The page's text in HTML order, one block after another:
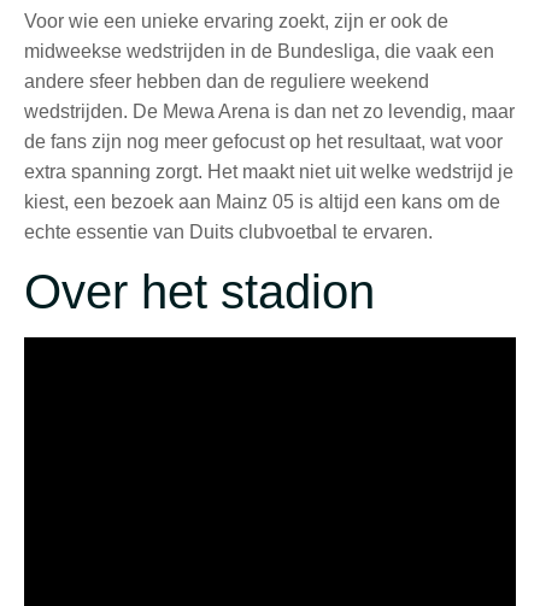
Voor wie een unieke ervaring zoekt, zijn er ook de
midweekse wedstrijden in de Bundesliga, die vaak een
andere sfeer hebben dan de reguliere weekend
wedstrijden. De Mewa Arena is dan net zo levendig, maar
de fans zijn nog meer gefocust op het resultaat, wat voor
extra spanning zorgt. Het maakt niet uit welke wedstrijd je
kiest, een bezoek aan Mainz 05 is altijd een kans om de
echte essentie van Duits clubvoetbal te ervaren.
Over het stadion